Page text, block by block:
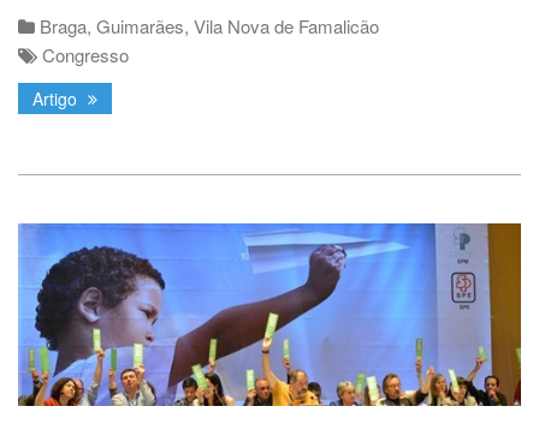
Braga, Guimarães, Vila Nova de Famalicão
Congresso
Artigo